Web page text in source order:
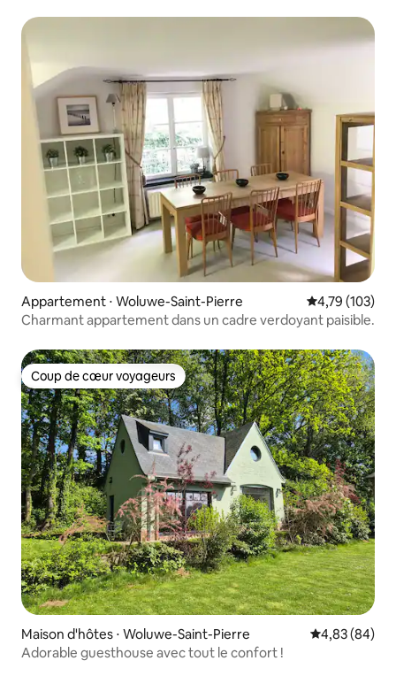
Appartement ⋅ Woluwe-Saint-Pierre Évaluation
4,79 (103)
Charmant appartement dans un cadre verdoyant paisible.
Coup de cœur voyageurs
Coup de cœur voyageurs
Maison d'hôtes ⋅ Woluwe-Saint-Pierre Évaluation
4,83 (84)
Adorable guesthouse avec tout le confort !